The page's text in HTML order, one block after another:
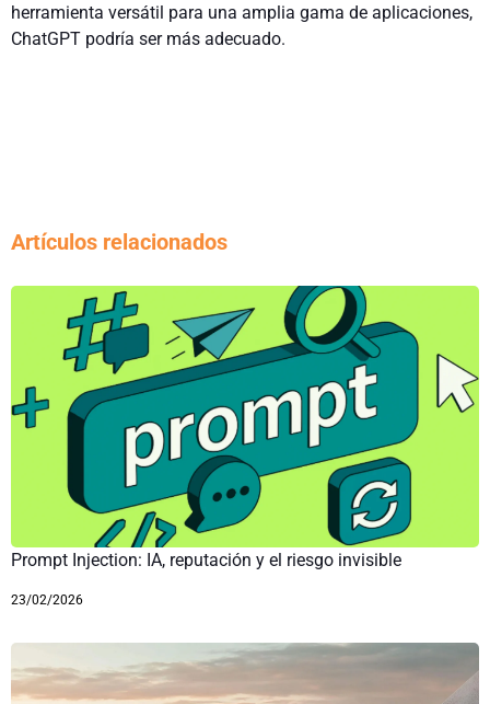
herramienta versátil para una amplia gama de aplicaciones,
ChatGPT podría ser más adecuado.
Artículos relacionados
Prompt Injection: IA, reputación y el riesgo invisible
23/02/2026